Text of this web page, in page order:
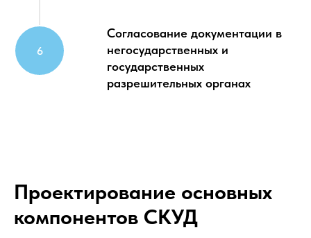
Согласование документации в
негосударственных и
государственных
разрешительных органах
Проектирование основных
компонентов СКУД